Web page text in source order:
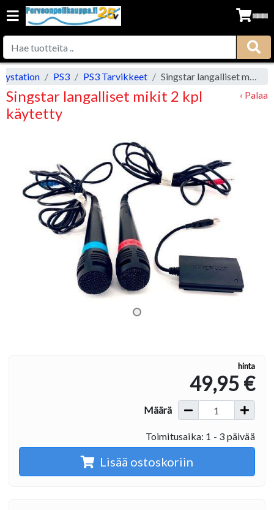
PS3 PS3 Tarvikkeet Singstar langalliset mikit 2 kpl käytetty
Singstar langalliset mikit 2 kpl
käytetty
‹ Palaa
hinta
49,95 €
Määrä
Toimitusaika: 1 - 3 päivää
Lisää ostoskoriin